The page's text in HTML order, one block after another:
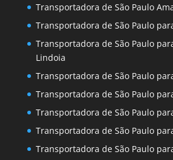
Transportadora de São Paulo
Transportadora de São Paulo
Transportadora de São Paulo
Lindoia
Transportadora de São Paulo
Transportadora de São Paulo
Transportadora de São Paulo
Transportadora de São Paulo
Transportadora de São Paulo